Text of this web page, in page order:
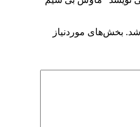
شد. بخش‌های موردنیاز